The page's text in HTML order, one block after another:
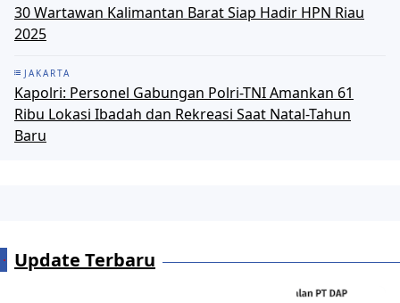
30 Wartawan Kalimantan Barat Siap Hadir HPN Riau
2025
JAKARTA
Kapolri: Personel Gabungan Polri-TNI Amankan 61
Ribu Lokasi Ibadah dan Rekreasi Saat Natal-Tahun
Baru
Update Terbaru